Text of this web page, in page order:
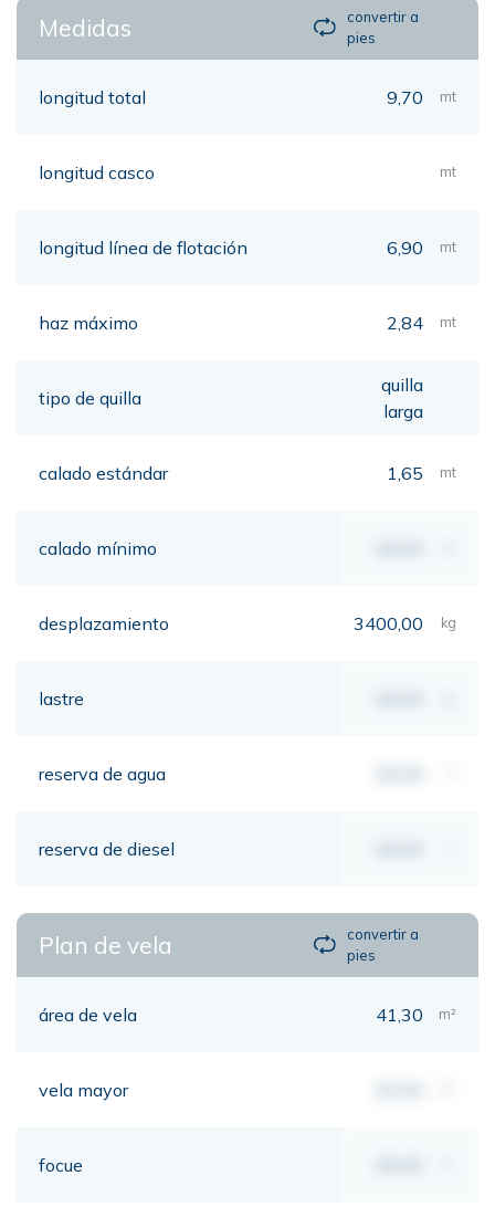
Medidas
convertir a
pies
longitud total 9,70 mt
longitud casco mt
longitud línea de flotación 6,90 mt
haz máximo 2,84 mt
tipo de quilla
quilla
larga
calado estándar 1,65 mt
calado mínimo
desplazamiento 3400,00 kg
lastre
reserva de agua
reserva de diesel
Plan de vela
convertir a
pies
área de vela 41,30 m²
vela mayor
focue